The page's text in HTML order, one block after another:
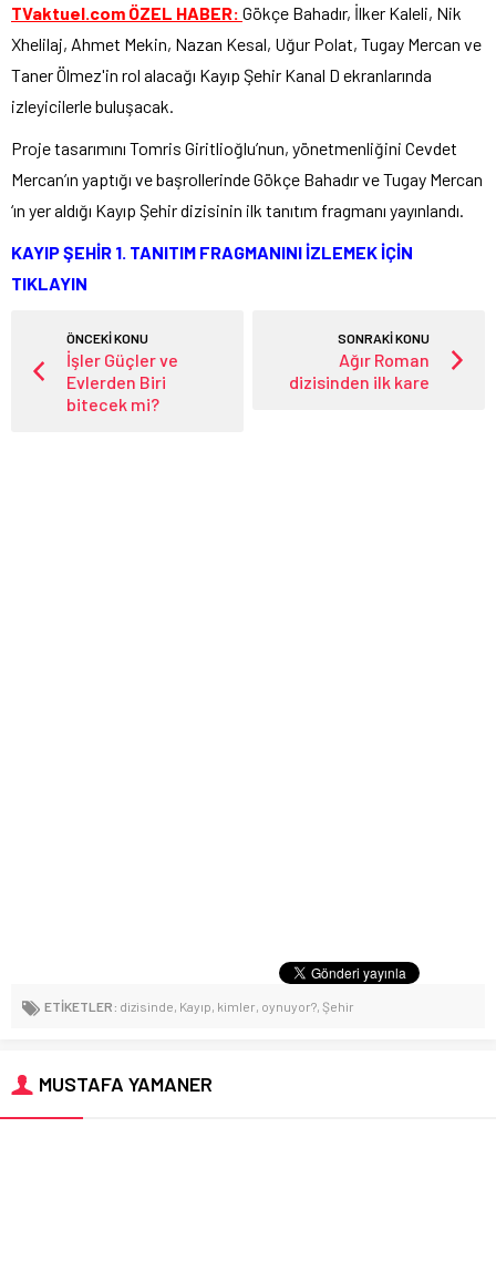
TVaktuel.com ÖZEL HABER: Gökçe Bahadır, İlker Kaleli, Nik
Xhelilaj, Ahmet Mekin, Nazan Kesal, Uğur Polat, Tugay Mercan ve
Taner Ölmez'in rol alacağı Kayıp Şehir Kanal D ekranlarında
izleyicilerle buluşacak.
Proje tasarımını Tomris Giritlioğlu’nun, yönetmenliğini Cevdet
Mercan’ın yaptığı ve başrollerinde Gökçe Bahadır ve Tugay Mercan
‘ın yer aldığı Kayıp Şehir dizisinin ilk tanıtım fragmanı yayınlandı.
KAYIP ŞEHİR 1. TANITIM FRAGMANINI İZLEMEK İÇİN
TIKLAYIN
ÖNCEKİ KONU
İşler Güçler ve
Evlerden Biri
bitecek mi?
SONRAKİ KONU
Ağır Roman
dizisinden ilk kare
ETİKETLER: dizisinde, Kayıp, kimler, oynuyor?, Şehir
MUSTAFA YAMANER